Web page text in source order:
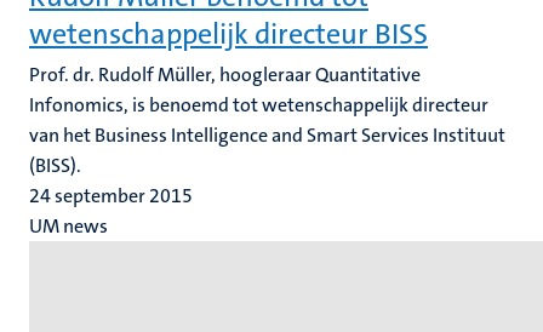
wetenschappelijk directeur BISS
Prof. dr. Rudolf Müller, hoogleraar Quantitative
Infonomics, is benoemd tot wetenschappelijk directeur
van het Business Intelligence and Smart Services Instituut
(BISS).
24 september 2015
UM news